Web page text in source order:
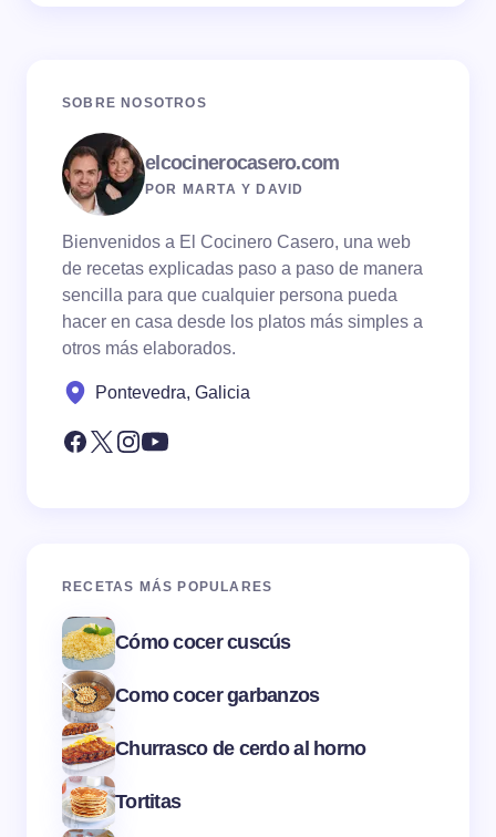
SOBRE NOSOTROS
elcocinerocasero.com
POR MARTA Y DAVID
Bienvenidos a El Cocinero Casero, una web
de recetas explicadas paso a paso de manera
sencilla para que cualquier persona pueda
hacer en casa desde los platos más simples a
otros más elaborados.
Pontevedra, Galicia
RECETAS MÁS POPULARES
Cómo cocer cuscús
Como cocer garbanzos
Churrasco de cerdo al horno
Tortitas